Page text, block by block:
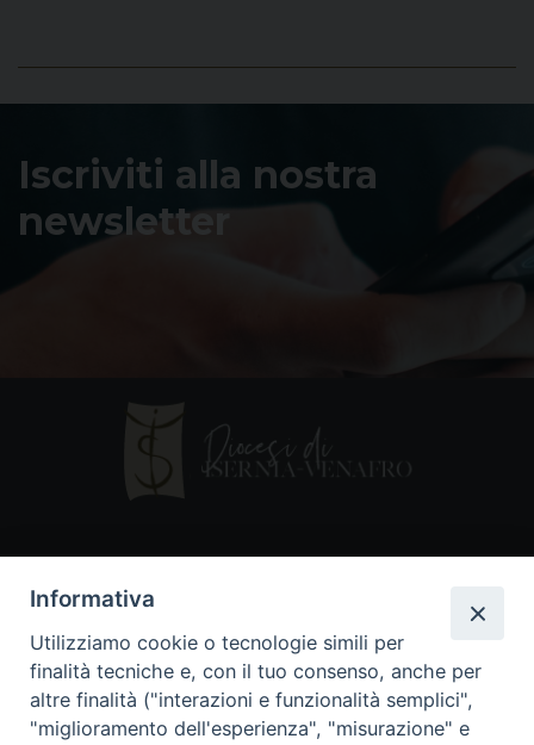
Iscriviti alla nostra
newsletter
86170 Isernia
086550849
segreteria@diocesiiserniavenafro.it
Informativa
Utilizziamo cookie o tecnologie simili per
finalità tecniche e, con il tuo consenso, anche per
altre finalità ("interazioni e funzionalità semplici",
"miglioramento dell'esperienza", "misurazione" e